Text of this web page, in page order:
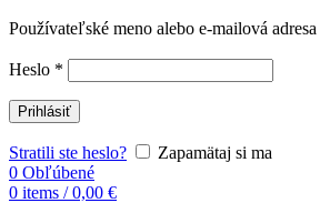
Používateľské meno alebo e-mailová adresa
Heslo *
Prihlásiť
Stratili ste heslo?
Zapamätaj si ma
0 Obľúbené
0 items / 0,00 €